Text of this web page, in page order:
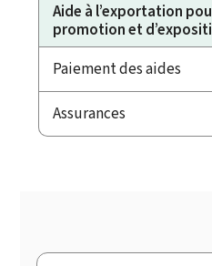
Aide à l’exportation
promotion et
Paiement des aides
Assurances